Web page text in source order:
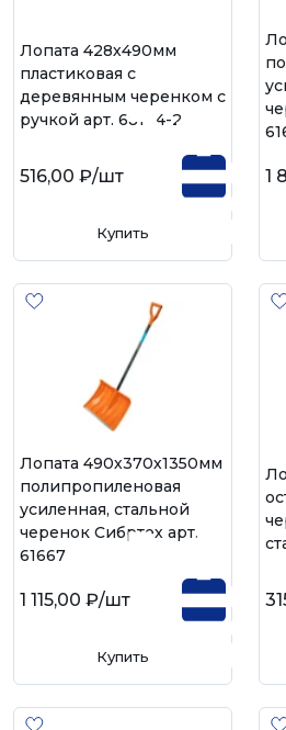
Лопата 428х490мм
пластиковая с
деревянным черенком с
ручкой арт. 68104-2
516,00 ₽/шт
Купить
1
Лопата 490х370х1350мм
полипропиленовая
усиленная, стальной
черенок Сибртех арт.
61667
1 115,00 ₽/шт
Купить